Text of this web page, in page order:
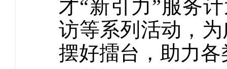
才“新引力”服务
访等系列活动，
摆好擂台，助力